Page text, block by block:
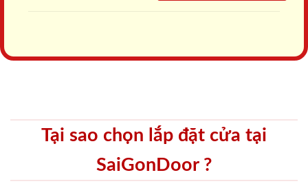
Tại sao chọn lắp đặt cửa tại
SaiGonDoor ?